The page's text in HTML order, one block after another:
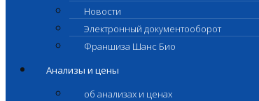
Новости
Электронный документооборот
Франшиза Шанс Био
Анализы и цены
об анализах и ценах